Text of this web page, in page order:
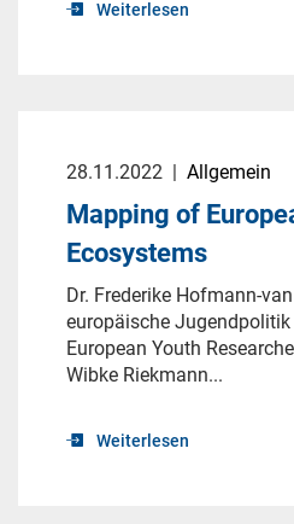
Weiterlesen
28.11.2022 | Allgemein
Mapping of
Ecosystems
Dr. Frederike Hofmann-
europäische
European Youth
Wibke Riekmann...
Weiterlesen